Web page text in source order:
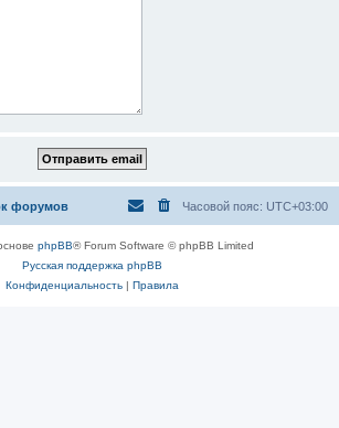
форумов Часовой пояс: UTC+03:00
phpBB® Forum Software © phpBB Limited
Русская поддержка phpBB
Конфиденциальность| Правила